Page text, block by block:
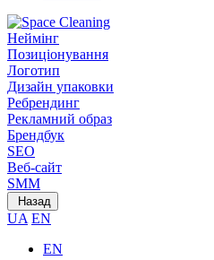
Неймінг
Позиціонування
Логотип
Дизайн упаковки
Ребрендинг
Рекламний образ
Брендбук
SEO
Веб-сайт
SMM
Назад
UA EN
EN